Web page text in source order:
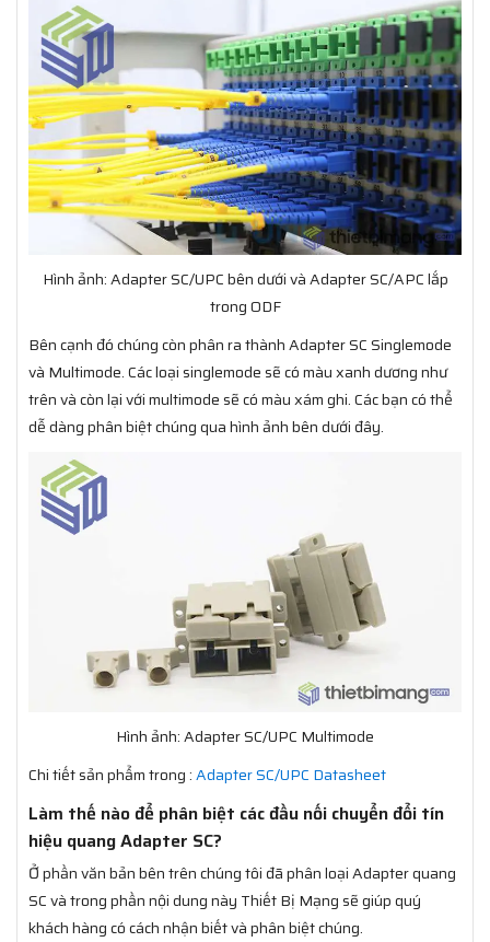
Hình ảnh: Adapter SC/UPC bên dưới và Adapter SC/APC lắp
trong ODF
Bên cạnh đó chúng còn phân ra thành Adapter SC Singlemode
và Multimode. Các loại singlemode sẽ có màu xanh dương như
trên và còn lại với multimode sẽ có màu xám ghi. Các bạn có thể
dễ dàng phân biệt chúng qua hình ảnh bên dưới đây.
Hình ảnh: Adapter SC/UPC Multimode
Chi tiết sản phẩm trong :Adapter SC/UPC Datasheet
Làm thế nào để phân biệt các đầu nối chuyển đổi tín
hiệu quang Adapter SC?
Ở phần văn bản bên trên chúng tôi đã phân loại Adapter quang
SC và trong phần nội dung này Thiết Bị Mạng sẽ giúp quý
khách hàng có cách nhận biết và phân biệt chúng.